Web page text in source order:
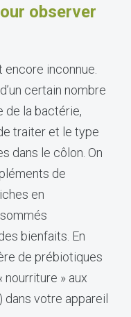
observer
inconnue.
certain nombre
de la bactérie,
traiter et le type
dans le côlon. On
de
en
bienfaits. En
de prébiotiques
nourriture » aux
votre appareil